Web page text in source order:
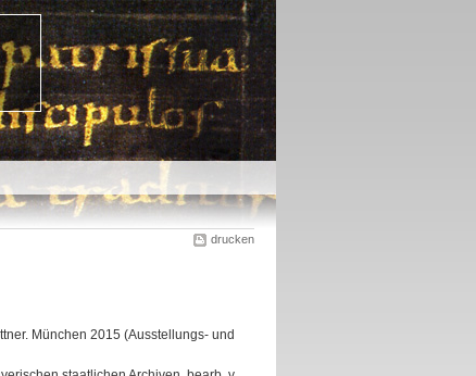
drucken
München 2015 (Ausstellungs- und